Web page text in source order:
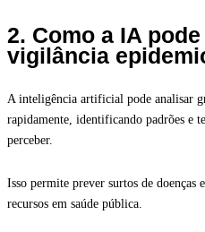
2. Como a IA
vigilância
A inteligência artificial pode analisar
rapidamente, identificando padrões e
perceber.
Isso permite prever surtos de doenças
recursos em saúde pública.